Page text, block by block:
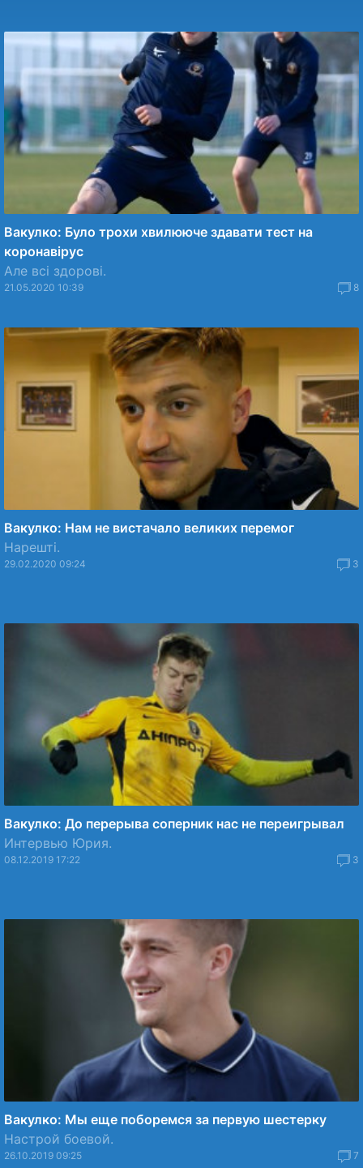
Вакулко: Було трохи хвилююче здавати тест на
коронавірус
Але всі здорові.
21.05.2020 10:39 8
Вакулко: Нам не вистачало великих перемог
Нарешті.
29.02.2020 09:24 3
Вакулко: До перерыва соперник нас не переигрывал
Интервью Юрия.
08.12.2019 17:22 3
Вакулко: Мы еще поборемся за первую шестерку
Настрой боевой.
26.10.2019 09:25 7